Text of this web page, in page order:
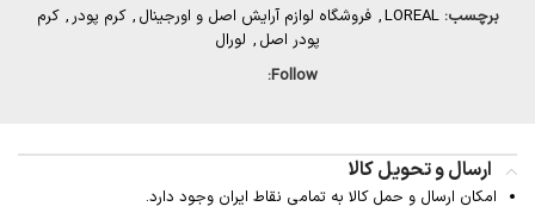
برچسب: LOREAL
, فروشگاه لوازم آرایش اصل و اورجینال , کرم پودر , کرم
پودر اصل , لورال
Follow:
ارسال و تحویل کالا
امکان ارسال و حمل کالا به تمامی نقاط ایران وجود دارد.